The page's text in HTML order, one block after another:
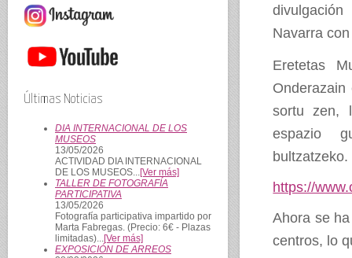
Navarra
Eretetas
sortu zen,
espazio
bultzatzeko.
https://
Ahora se
centros, lo
Últimas Noticias
DIA INTERNACIONAL DE LOS
MUSEOS
13/05/2026
ACTIVIDAD DIA INTERNACIONAL
DE LOS MUSEOS...[Ver más]
TALLER DE FOTOGRAFÍA
PARTICIPATIVA
13/05/2026
Fotografía participativa impartido por
Marta Fabregas. (Precio: 6€ - Plazas
limitadas)...[Ver más]
EXPOSICIÓN DE ARREOS